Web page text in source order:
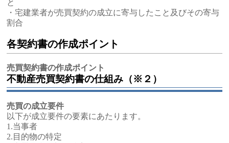
と
・宅建業者が売買契約の成立に寄与したこと及びその寄与
割合
各契約書の作成ポイント
売買契約書の作成ポイント
不動産売買契約書の仕組み（※２）
売買の成立要件
以下が成立要件の要素にあたります。
1.当事者
2.目的物の特定